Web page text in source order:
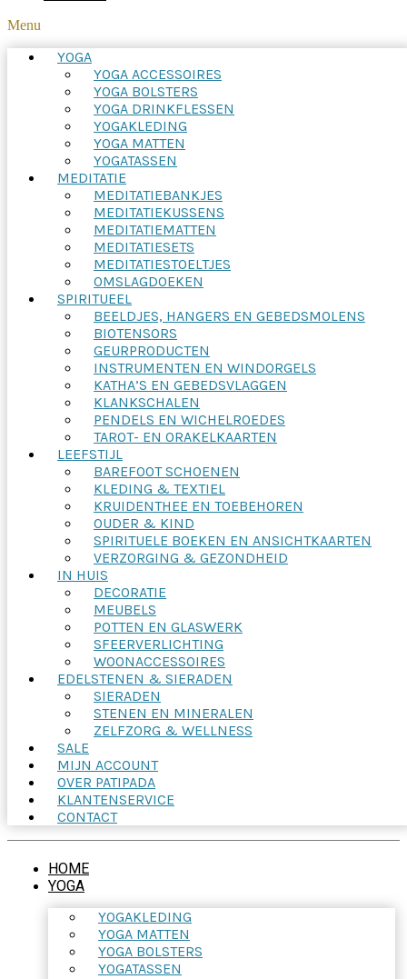
Menu
YOGA
YOGA ACCESSOIRES
YOGA BOLSTERS
YOGA DRINKFLESSEN
YOGAKLEDING
YOGA MATTEN
YOGATASSEN
MEDITATIE
MEDITATIEBANKJES
MEDITATIEKUSSENS
MEDITATIEMATTEN
MEDITATIESETS
MEDITATIESTOELTJES
OMSLAGDOEKEN
SPIRITUEEL
BEELDJES, HANGERS EN GEBEDSMOLENS
BIOTENSORS
GEURPRODUCTEN
INSTRUMENTEN EN WINDORGELS
KATHA’S EN GEBEDSVLAGGEN
KLANKSCHALEN
PENDELS EN WICHELROEDES
TAROT- EN ORAKELKAARTEN
LEEFSTIJL
BAREFOOT SCHOENEN
KLEDING & TEXTIEL
KRUIDENTHEE EN TOEBEHOREN
OUDER & KIND
SPIRITUELE BOEKEN EN ANSICHTKAARTEN
VERZORGING & GEZONDHEID
IN HUIS
DECORATIE
MEUBELS
POTTEN EN GLASWERK
SFEERVERLICHTING
WOONACCESSOIRES
EDELSTENEN & SIERADEN
SIERADEN
STENEN EN MINERALEN
ZELFZORG & WELLNESS
SALE
MIJN ACCOUNT
OVER PATIPADA
KLANTENSERVICE
CONTACT
HOME
YOGA
YOGAKLEDING
YOGA MATTEN
YOGA BOLSTERS
YOGATASSEN